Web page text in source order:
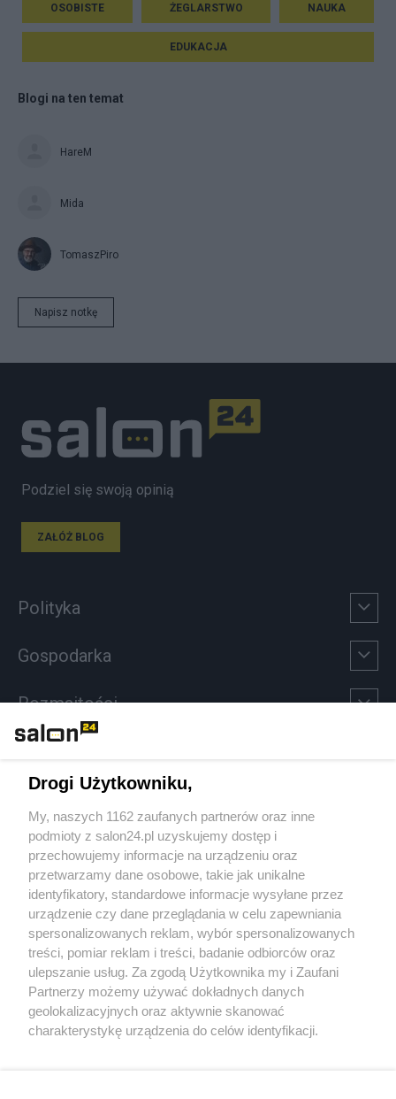
OSOBISTE ŻEGLARSTWO NAUKA
EDUKACJA
Blogi na ten temat
HareM
Mida
TomaszPiro
Napisz notkę
Podziel się swoją opinią
ZAŁÓŻ BLOG
Polityka
Gospodarka
Rozmaitości
Sport
Społeczeństwo
Kultura
X Facebook Instagram Youtube
Drogi Użytkowniku,
My, naszych 1162 zaufanych partnerów oraz inne
podmioty z salon24.pl uzyskujemy dostęp i
przechowujemy informacje na urządzeniu oraz
przetwarzamy dane osobowe, takie jak unikalne
identyfikatory, standardowe informacje wysyłane przez
urządzenie czy dane przeglądania w celu zapewniania
spersonalizowanych reklam, wybór spersonalizowanych
treści, pomiar reklam i treści, badanie odbiorców oraz
ulepszanie usług. Za zgodą Użytkownika my i Zaufani
Partnerzy możemy używać dokładnych danych
geolokalizacyjnych oraz aktywnie skanować
charakterystykę urządzenia do celów identyfikacji.